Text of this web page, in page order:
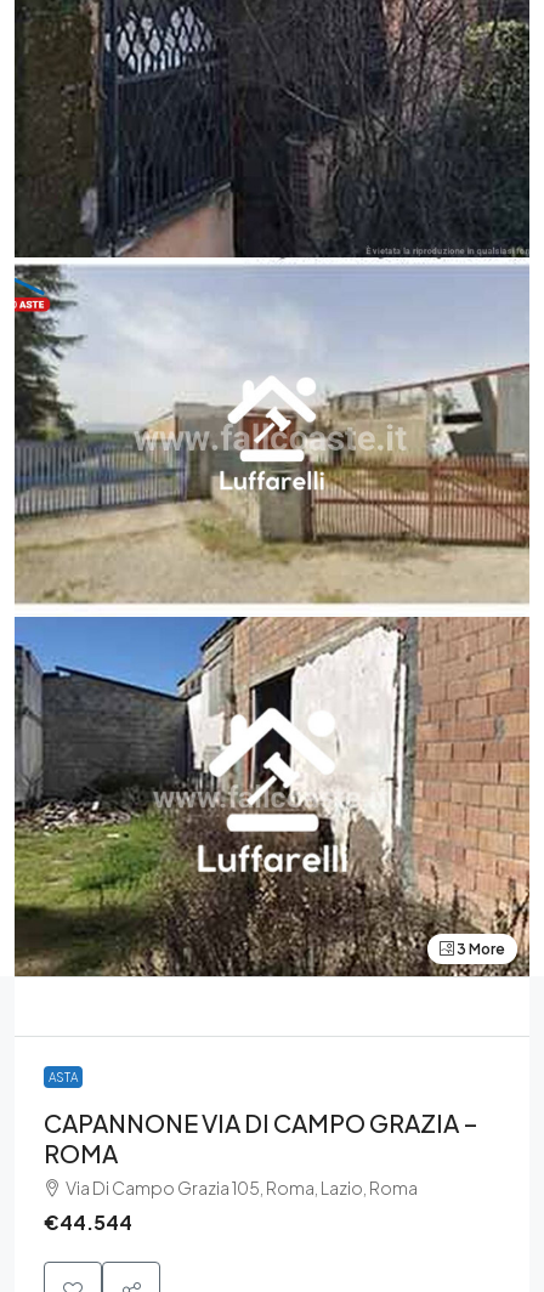
3 More
ASTA
CAPANNONE VIA DI CAMPO GRAZIA –
ROMA
Via Di Campo Grazia 105, Roma, Lazio, Roma
€44.544